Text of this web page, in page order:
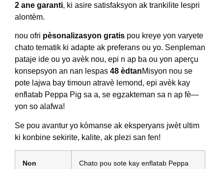
2 ane garanti, ki asire satisfaksyon ak trankilite lespri
alontèm.
nou ofri pèsonalizasyon gratis pou kreye yon varyete
chato tematik ki adapte ak preferans ou yo. Senpleman
pataje ide ou yo avèk nou, epi n ap ba ou yon aperçu
konsepsyon an nan lespas 48 èdtanMisyon nou se
pote lajwa bay timoun atravè lemond, epi avèk kay
enflatab Peppa Pig sa a, se egzakteman sa n ap fè—
yon so alafwa!
Se pou avantur yo kòmanse ak eksperyans jwèt ultim
ki konbine sekirite, kalite, ak plezi san fen!
Non
Chato pou sote kay enflatab Peppa